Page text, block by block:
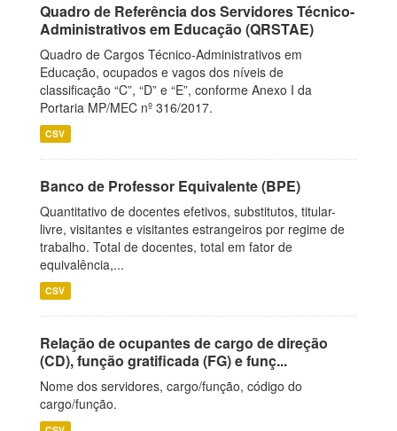
Quadro de Referência dos Servidores Técnico-
Administrativos em Educação (QRSTAE)
Quadro de Cargos Técnico-Administrativos em
Educação, ocupados e vagos dos níveis de
classificação “C”, “D” e “E”, conforme Anexo I da
Portaria MP/MEC nº 316/2017.
CSV
Banco de Professor Equivalente (BPE)
Quantitativo de docentes efetivos, substitutos, titular-
livre, visitantes e visitantes estrangeiros por regime de
trabalho. Total de docentes, total em fator de
equivalência,...
CSV
Relação de ocupantes de cargo de direção
(CD), função gratificada (FG) e funç...
Nome dos servidores, cargo/função, código do
cargo/função.